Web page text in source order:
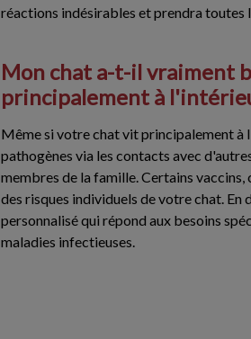
réactions indésirables et prendra toutes
Mon chat a-t-il vraiment
principalement à
Même si votre chat vit principalement à
pathogènes via les contacts avec
membres de la famille. Certains
des risques individuels de votre chat.
personnalisé qui répond aux besoins
maladies infectieuses.